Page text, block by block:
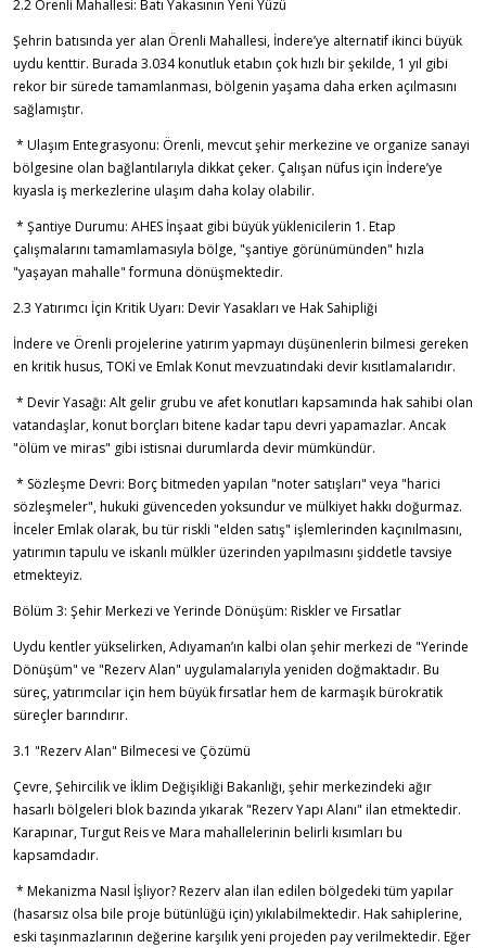
2.2 Örenli Mahallesi: Batı Yakasının Yeni Yüzü
Şehrin batısında yer alan Örenli Mahallesi, İndere’ye alternatif ikinci büyük
uydu kenttir. Burada 3.034 konutluk etabın çok hızlı bir şekilde, 1 yıl gibi
rekor bir sürede tamamlanması, bölgenin yaşama daha erken açılmasını
sağlamıştır.
* Ulaşım Entegrasyonu: Örenli, mevcut şehir merkezine ve organize sanayi
bölgesine olan bağlantılarıyla dikkat çeker. Çalışan nüfus için İndere’ye
kıyasla iş merkezlerine ulaşım daha kolay olabilir.
* Şantiye Durumu: AHES İnşaat gibi büyük yüklenicilerin 1. Etap
çalışmalarını tamamlamasıyla bölge, "şantiye görünümünden" hızla
"yaşayan mahalle" formuna dönüşmektedir.
2.3 Yatırımcı İçin Kritik Uyarı: Devir Yasakları ve Hak Sahipliği
İndere ve Örenli projelerine yatırım yapmayı düşünenlerin bilmesi gereken
en kritik husus, TOKİ ve Emlak Konut mevzuatındaki devir kısıtlamalarıdır.
* Devir Yasağı: Alt gelir grubu ve afet konutları kapsamında hak sahibi olan
vatandaşlar, konut borçları bitene kadar tapu devri yapamazlar. Ancak
"ölüm ve miras" gibi istisnai durumlarda devir mümkündür.
* Sözleşme Devri: Borç bitmeden yapılan "noter satışları" veya "harici
sözleşmeler", hukuki güvenceden yoksundur ve mülkiyet hakkı doğurmaz.
İnceler Emlak olarak, bu tür riskli "elden satış" işlemlerinden kaçınılmasını,
yatırımın tapulu ve iskanlı mülkler üzerinden yapılmasını şiddetle tavsiye
etmekteyiz.
Bölüm 3: Şehir Merkezi ve Yerinde Dönüşüm: Riskler ve Fırsatlar
Uydu kentler yükselirken, Adıyaman’ın kalbi olan şehir merkezi de "Yerinde
Dönüşüm" ve "Rezerv Alan" uygulamalarıyla yeniden doğmaktadır. Bu
süreç, yatırımcılar için hem büyük fırsatlar hem de karmaşık bürokratik
süreçler barındırır.
3.1 "Rezerv Alan" Bilmecesi ve Çözümü
Çevre, Şehircilik ve İklim Değişikliği Bakanlığı, şehir merkezindeki ağır
hasarlı bölgeleri blok bazında yıkarak "Rezerv Yapı Alanı" ilan etmektedir.
Karapınar, Turgut Reis ve Mara mahallelerinin belirli kısımları bu
kapsamdadır.
* Mekanizma Nasıl İşliyor? Rezerv alan ilan edilen bölgedeki tüm yapılar
(hasarsız olsa bile proje bütünlüğü için) yıkılabilmektedir. Hak sahiplerine,
eski taşınmazlarının değerine karşılık yeni projeden pay verilmektedir. Eğer